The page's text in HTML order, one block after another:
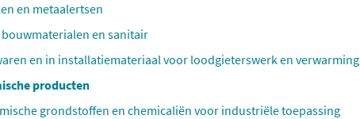
en metaalertsen
en sanitair
en in installatiemateriaal voor loodgieterswerk en verwarming
producten
grondstoffen en chemicaliën voor industriële toepassing